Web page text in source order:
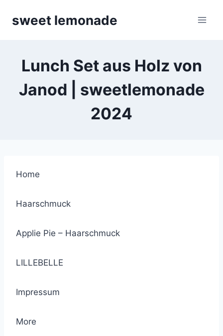
sweet lemonade
Lunch Set aus Holz von
Janod | sweetlemonade
2024
Home
Haarschmuck
Applie Pie – Haarschmuck
LILLEBELLE
Impressum
More